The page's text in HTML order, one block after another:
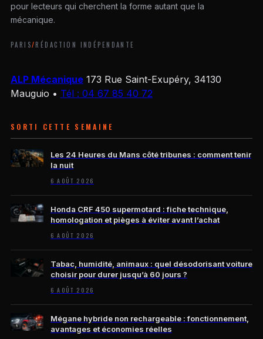
pour lecteurs qui cherchent la forme autant que la
mécanique.
PARIS/RÉDACTION INDÉPENDANTE
ALP Mécanique 173 Rue Saint-Exupéry, 34130
Mauguio • Tél : 04 67 85 40 72
SORTI CETTE SEMAINE
Les 24 Heures du Mans côté tribunes : comment tenir
la nuit
6 AOÛT 2026
Honda CRF 450 supermotard : fiche technique,
homologation et pièges à éviter avant l’achat
6 AOÛT 2026
Tabac, humidité, animaux : quel désodorisant voiture
choisir pour durer jusqu’à 60 jours ?
6 AOÛT 2026
Mégane hybride non rechargeable : fonctionnement,
avantages et économies réelles